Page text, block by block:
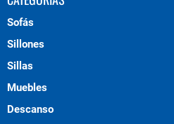
Sofás
Sillones
Sillas
Muebles
Descanso